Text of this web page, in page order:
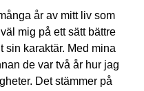
år av mitt liv som
mig på ett sätt bättre
sin karaktär. Med mina
de var två år hur jag
Det stämmer på